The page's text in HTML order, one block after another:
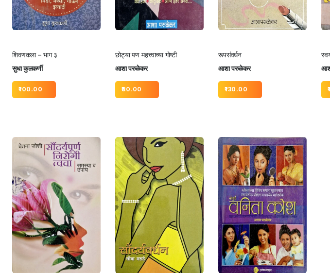
शिवणकला – भाग ३
सुधा कुलकर्णी
100.00
छोट्या पण महत्त्वाच्या गोष्टी
आशा परुळेकर
80.00
रूपसंवर्धन
आशा परुळेकर
130.00